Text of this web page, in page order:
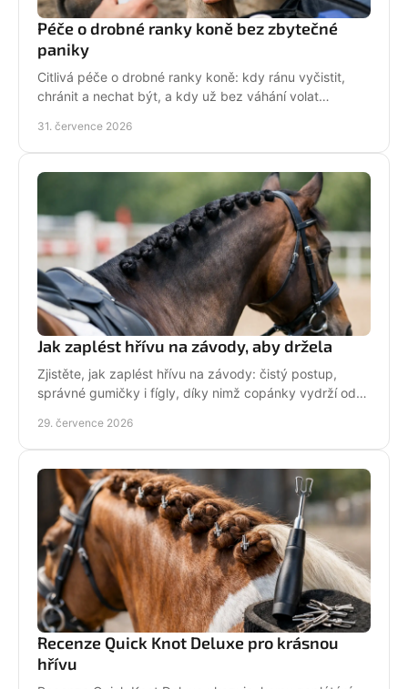
Péče o drobné ranky koně bez zbytečné
paniky
Citlivá péče o drobné ranky koně: kdy ránu vyčistit,
chránit a nechat být, a kdy už bez váhání volat
31. července 2026
Jak zaplést hřívu na závody, aby držela
Zjistěte, jak zaplést hřívu na závody: čistý postup,
správné gumičky i fígly, díky nimž copánky vydrží od
29. července 2026
Recenze Quick Knot Deluxe pro krásnou
hřívu